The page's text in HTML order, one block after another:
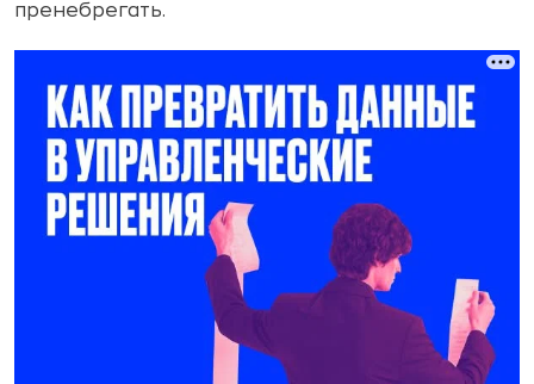
пренебрегать.